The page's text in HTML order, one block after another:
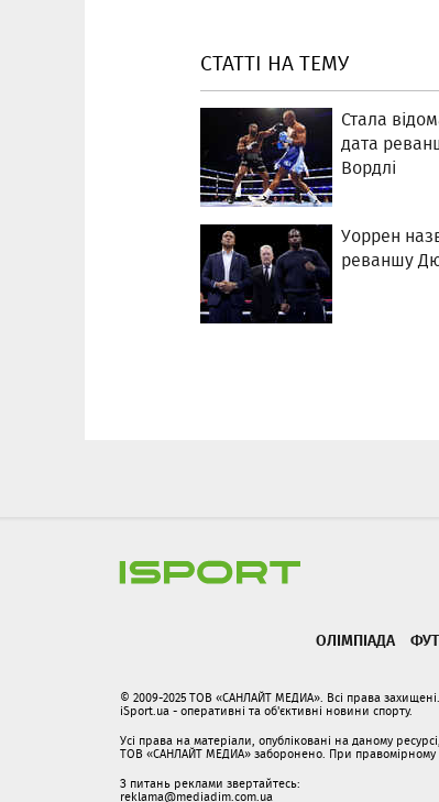
СТАТТІ НА ТЕМУ
Стала
дата
Вордлі
Уоррен
реваншу
ОЛІМПІАДА
© 2009-2025 ТОВ «САНЛАЙТ МЕДИА». Всі права захищені.
iSport.ua - оперативні та об'єктивні новини спорту.
Усі права на матеріали, опубліковані на даному
ТОВ «САНЛАЙТ МЕДИА» заборонено. При правомірному
З питань реклами звертайтесь:
reklama@mediadim.com.ua